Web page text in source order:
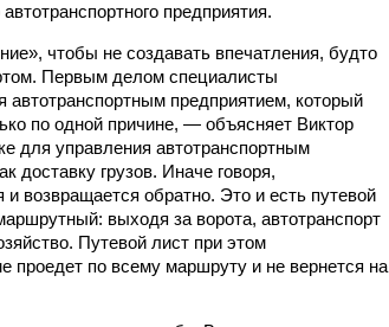
предприятия.
чтобы не создавать впечатления, будто
Первым делом специалисты
автотранспортным предприятием, который
по одной причине, — объясняет Виктор
для управления автотранспортным
доставку грузов. Иначе говоря,
возвращается обратно. Это и есть путевой
выходя за ворота, автотранспорт
Путевой лист при этом
проедет по всему маршруту и не вернется на